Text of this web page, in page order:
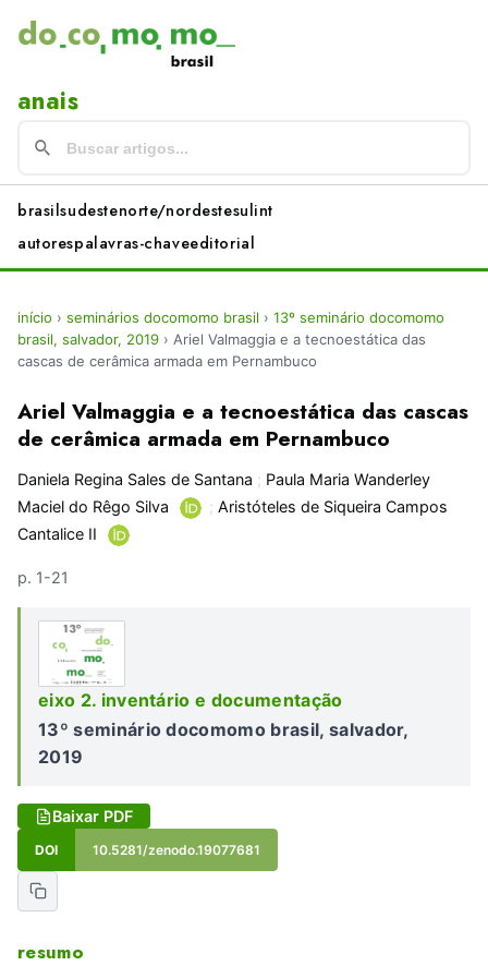
anais
brasilsudestenorte/nordestesulint
autorespalavras-chaveeditorial
início › seminários docomomo brasil › 13º seminário docomomo
brasil, salvador, 2019 › Ariel Valmaggia e a tecnoestática das
cascas de cerâmica armada em Pernambuco
Ariel Valmaggia e a tecnoestática das cascas
de cerâmica armada em Pernambuco
Daniela Regina Sales de Santana ; Paula Maria Wanderley
Maciel do Rêgo Silva
; Aristóteles de Siqueira Campos
Cantalice II
p. 1-21
eixo 2. inventário e documentação
13º seminário docomomo brasil, salvador,
2019
Baixar PDF
DOI 10.5281/zenodo.19077681
resumo